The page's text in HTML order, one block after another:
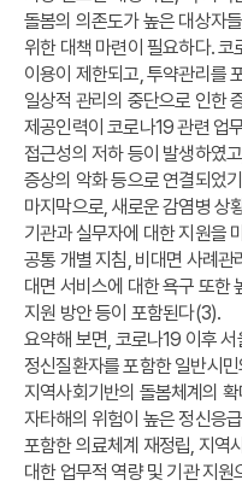
돌봄의 의존도가 높은 대상자
위한 대책 마련이 필요하다.
이용이 제한되고, 투약관리를
일상적 관리의 중단으로 인한
제공인력이 코로나19 관련 업
접근성의 저하 등이 발생하였
증상의 악화 등으로 연결되었
마지막으로, 새로운 감염병 상
기관과 실무자에 대한 지원을
공통 개별 지침, 비대면 사례
대면 서비스에 대한 욕구 또한
지원 방안 등이 포함된다(3).
요약해 보면, 코로나19 이후
정신질환자를 포함한 일반시
지역사회기반의 돌봄체계의
자타해의 위험이 높은 정신응
포함한 의료체계 재정립, 지역
대한 업무적 역량 및 기관 지원